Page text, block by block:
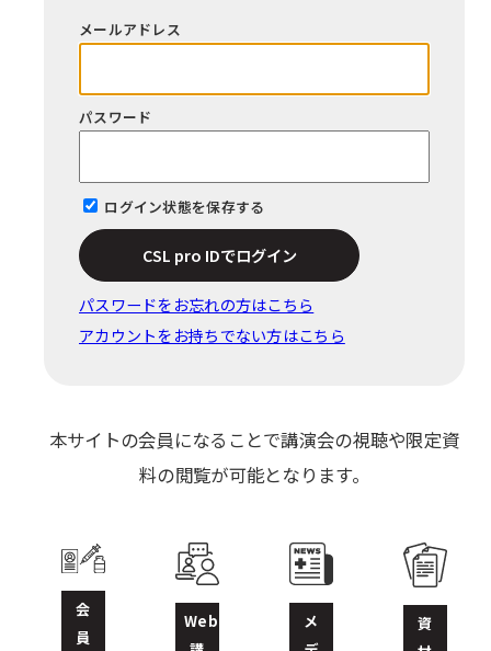
メールアドレス
パスワード
ログイン状態を保存する
CSL pro IDでログイン
パスワードをお忘れの⽅はこちら
アカウントをお持ちでない方はこちら
本サイトの会員になることで講演会の視聴や限定資
料の閲覧が可能となります。
会
員
Web
メ
資